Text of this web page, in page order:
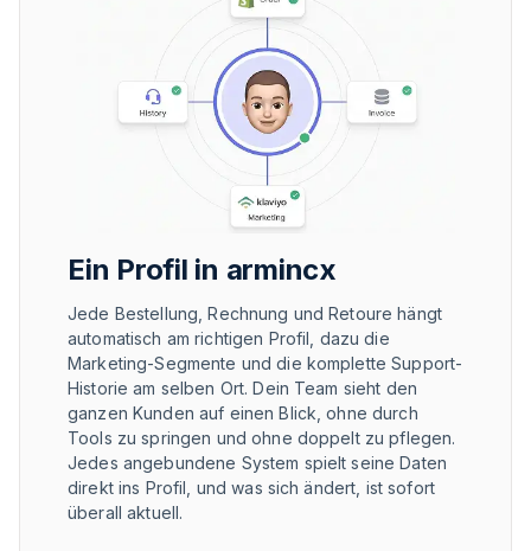
Ein Profil in armincx
Jede Bestellung, Rechnung und Retoure hängt
automatisch am richtigen Profil, dazu die
Marketing-Segmente und die komplette Support-
Historie am selben Ort. Dein Team sieht den
ganzen Kunden auf einen Blick, ohne durch
Tools zu springen und ohne doppelt zu pflegen.
Jedes angebundene System spielt seine Daten
direkt ins Profil, und was sich ändert, ist sofort
überall aktuell.